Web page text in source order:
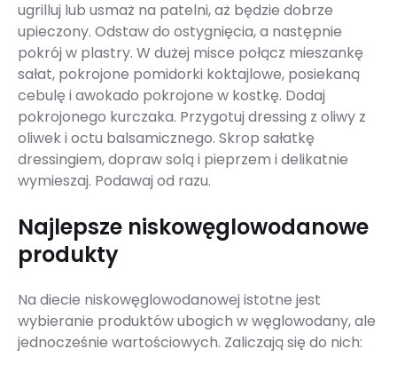
ugrilluj lub usmaż na patelni, aż będzie dobrze
upieczony. Odstaw do ostygnięcia, a następnie
pokrój w plastry. W dużej misce połącz mieszankę
sałat, pokrojone pomidorki koktajlowe, posiekaną
cebulę i awokado pokrojone w kostkę. Dodaj
pokrojonego kurczaka. Przygotuj dressing z oliwy z
oliwek i octu balsamicznego. Skrop sałatkę
dressingiem, dopraw solą i pieprzem i delikatnie
wymieszaj. Podawaj od razu.
Najlepsze niskowęglowodanowe
produkty
Na diecie niskowęglowodanowej istotne jest
wybieranie produktów ubogich w węglowodany, ale
jednocześnie wartościowych. Zaliczają się do nich: